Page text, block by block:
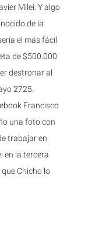
Milei. Y algo
de la
el más fácil
de $500.000
destronar al
2725.
Francisco
una foto con
trabajar en
en la tercera
Chicho lo